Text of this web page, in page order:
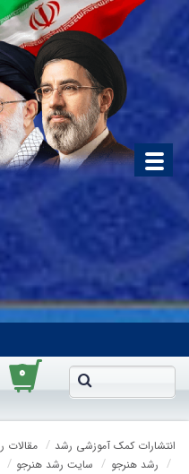
۰
انتشارات کمک آموزشی رشد مقالات
رشد هنرجو
سایت رشد هنرجو